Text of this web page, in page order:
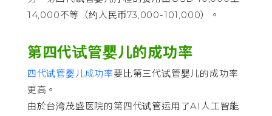
14,000不等（约人民币73,000-101,000）。
第四代试管婴儿的成功率
四代试管婴儿成功率要比第三代试管婴儿的成功率
更高。
由於台湾茂盛医院的第四代试管运用了AI人工智能